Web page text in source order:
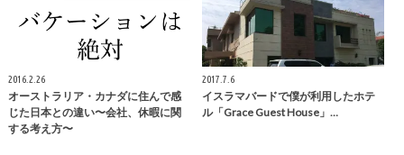
2016.2.26
オーストラリア・カナダに住んで感
じた日本との違い〜会社、休暇に関
する考え方〜
2017.7.6
イスラマバードで僕が利用したホテ
ル「Grace Guest House」…